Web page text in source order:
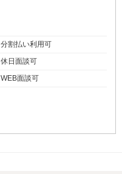
分割払い利用可
休日面談可
WEB面談可